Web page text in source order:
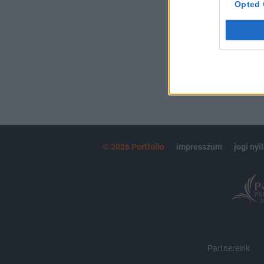
Opted
MÁR
© 2026 Portfolio impresszum jogi
Partnereink